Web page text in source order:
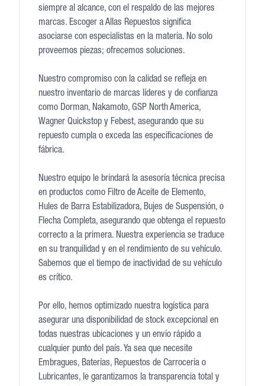
siempre al alcance, con el respaldo de las mejores
marcas. Escoger a Allas Repuestos significa
asociarse con especialistas en la materia. No solo
proveemos piezas; ofrecemos soluciones.
Nuestro compromiso con la calidad se refleja en
nuestro inventario de marcas líderes y de confianza
como Dorman, Nakamoto, GSP North America,
Wagner Quickstop y Febest, asegurando que su
repuesto cumpla o exceda las especificaciones de
fábrica.
Nuestro equipo le brindará la asesoría técnica precisa
en productos como Filtro de Aceite de Elemento,
Hules de Barra Estabilizadora, Bujes de Suspensión, o
Flecha Completa, asegurando que obtenga el repuesto
correcto a la primera. Nuestra experiencia se traduce
en su tranquilidad y en el rendimiento de su vehículo.
Sabemos que el tiempo de inactividad de su vehículo
es crítico.
Por ello, hemos optimizado nuestra logística para
asegurar una disponibilidad de stock excepcional en
todas nuestras ubicaciones y un envío rápido a
cualquier punto del país. Ya sea que necesite
Embragues, Baterías, Repuestos de Carrocería o
Lubricantes, le garantizamos la transparencia total y